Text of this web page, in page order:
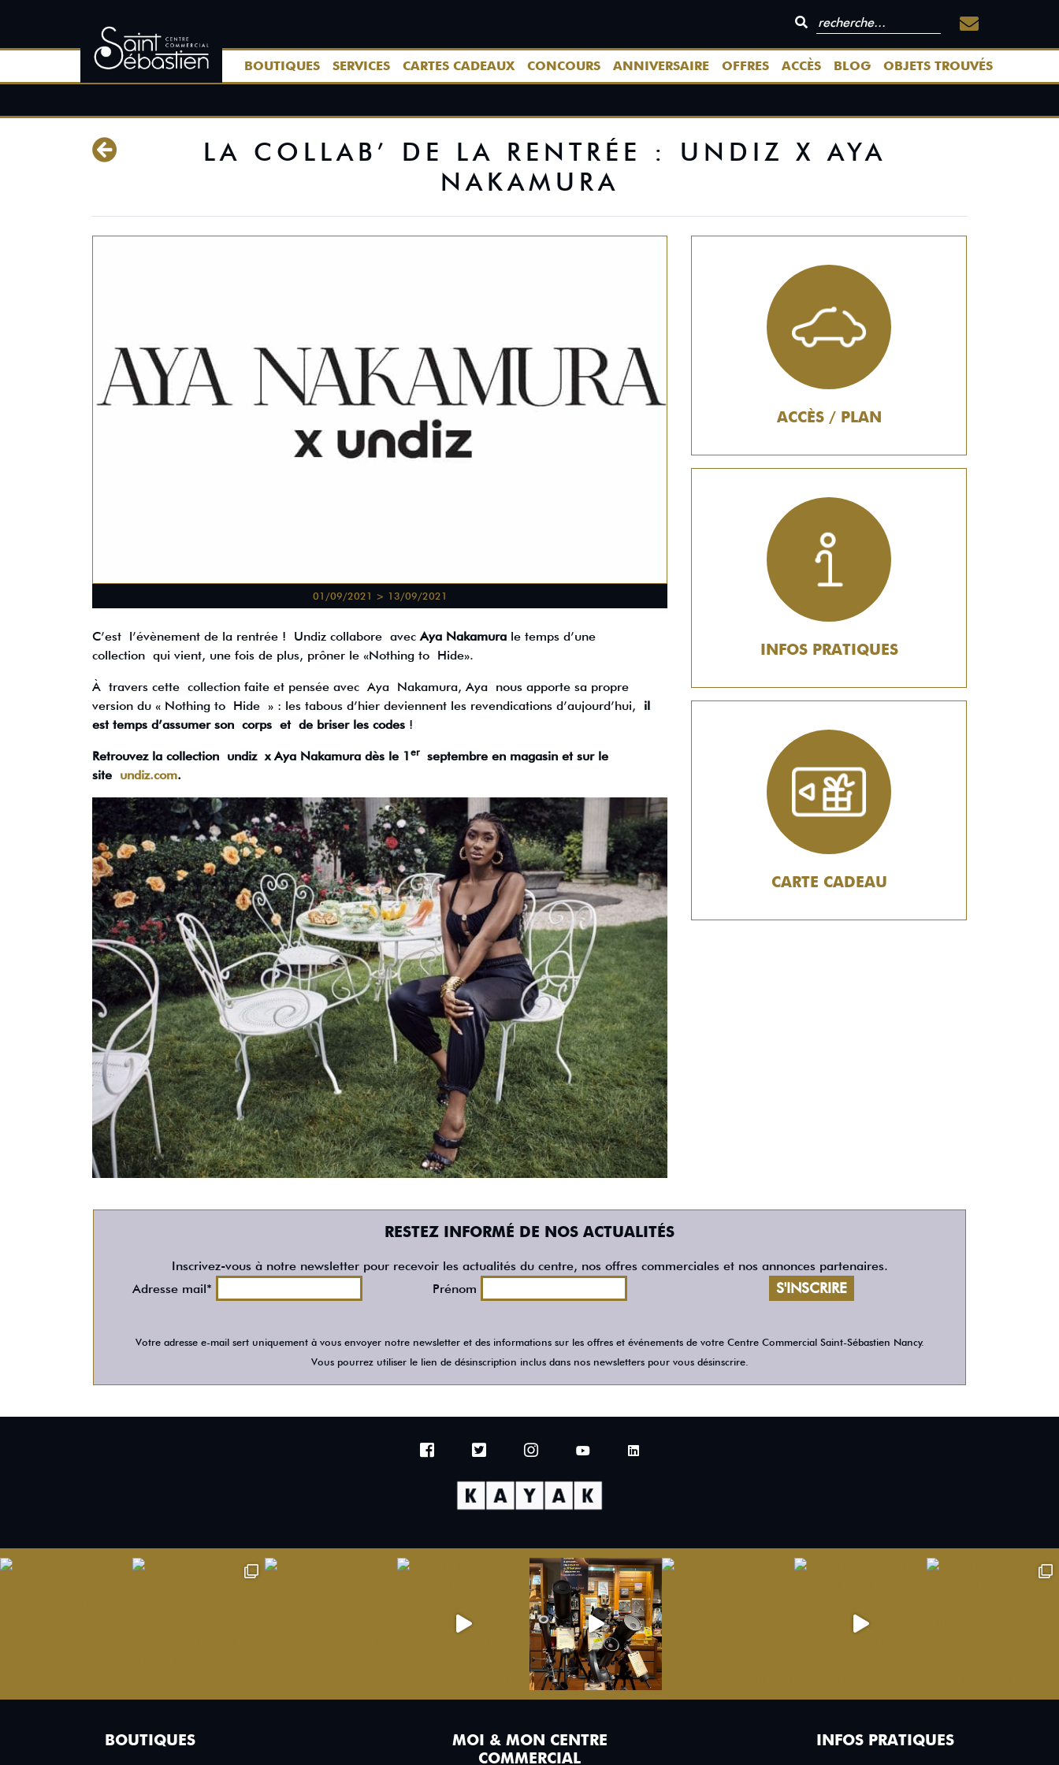
BOUTIQUES SERVICES CARTES CADEAUX CONCOURS ANNIVERSAIRE OFFRES ACCÈS BLOG OBJETS TROUVÉS
LA COLLAB’ DE LA RENTRÉE : UNDIZ X AYA
NAKAMURA
01/09/2021 > 13/09/2021
C’est l’évènement de la rentrée ! Undiz collabore avecAya Nakamura le temps d’une
collection qui vient, une fois de plus, prôner le «Nothing to Hide».
À travers cette collection faite et pensée avec Aya Nakamura, Aya nous apporte sa propre
version du « Nothing to Hide » : les tabous d’hier deviennent les revendications d’aujourd’hui, il
est temps d’assumer son corps et de briser les codes !
Retrouvez la collection undiz x Aya Nakamura dès le 1 erseptembre en magasin et sur le
site undiz.com.
ACCÈS / PLAN
INFOS PRATIQUES
CARTE CADEAU
RESTEZ INFORMÉ DE NOS ACTUALITÉS
Inscrivez-vous à notre newsletter pour recevoir les actualités du centre, nos offres commerciales et nos annonces partenaires.
Adresse mail*
Prénom
Votre adresse e-mail sert uniquement à vous envoyer notre newsletter et des informations sur les offres et événements de votre Centre Commercial Saint-Sébastien Nancy.
Vous pourrez utiliser le lien de désinscription inclus dans nos newsletters pour vous désinscrire.
BOUTIQUES
MOI & MON CENTRE
COMMERCIAL
INFOS PRATIQUES